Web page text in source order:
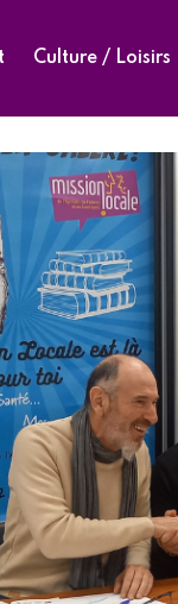
Culture / Loisirs